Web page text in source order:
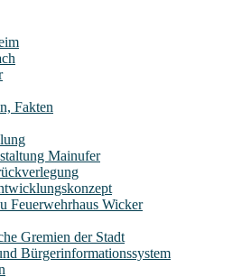
Fakten
Mainufer
Feuerwehrhaus Wicker
Gremien der Stadt
Bürgerinformationssystem